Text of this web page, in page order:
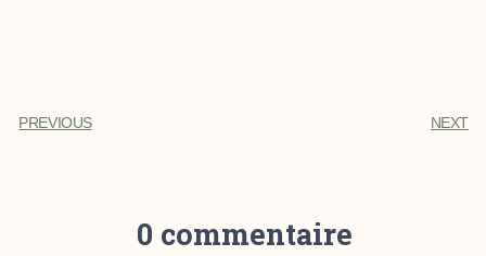
PREVIOUS NEXT
0 commentaire